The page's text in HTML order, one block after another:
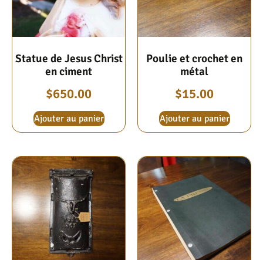
Statue de Jesus Christ
en ciment
$650.00
Ajouter au panier
Poulie et crochet en
métal
$15.00
Ajouter au panier